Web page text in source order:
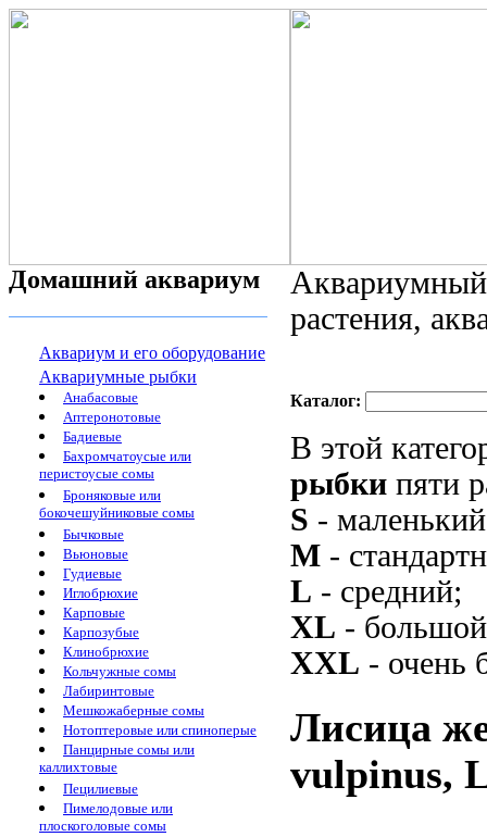
Домашний аквариум
Аквариум и его оборудование
Аквариумные рыбки
Анабасовые
Аптеронотовые
Бадиевые
Бахромчатоусые или
перистоусые сомы
Броняковые или
бокочешуйниковые сомы
Бычковые
Вьюновые
Гудиевые
Иглобрюхие
Карповые
Карпозубые
Клинобрюхие
Кольчужные сомы
Лабиринтовые
Мешкожаберные сомы
Нотоптеровые или спиноперые
Панцирные сомы или
каллихтовые
Пецилиевые
Пимелодовые или
плоскоголовые сомы
растения,
Каталог:
В этой
рыбки пяти
S -
M -
L - средний;
XL -
XXL - очень
Лисица
vulpinus,